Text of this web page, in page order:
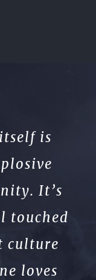
is
It’s
touched
culture
loves